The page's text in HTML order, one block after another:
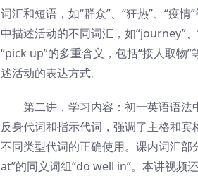
词汇和短语，如“群众”、“狂热”、“疫
中描述活动的不同词汇，如“journey”
“pick up”的多重含义，包括“接人取物
述活动的表达方式。
第二讲，学习内容：初一英语语法
反身代词和指示代词，强调了主格和
不同类型代词的正确使用。课内词汇
at”的同义词组“do well in”。本讲视频